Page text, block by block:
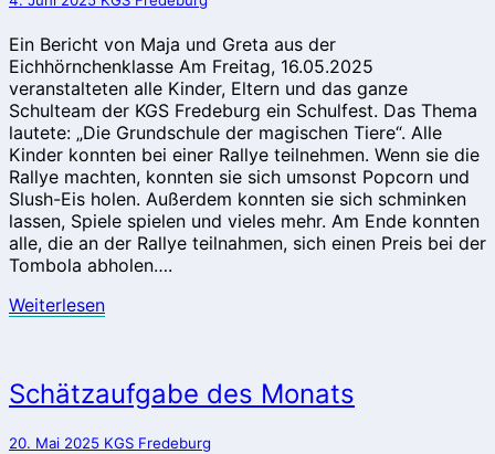
Schule
Ein Bericht von Maja und Greta aus der
Eichhörnchenklasse Am Freitag, 16.05.2025
veranstalteten alle Kinder, Eltern und das ganze
Schulteam der KGS Fredeburg ein Schulfest. Das Thema
lautete: „Die Grundschule der magischen Tiere“. Alle
Kinder konnten bei einer Rallye teilnehmen. Wenn sie die
Rallye machten, konnten sie sich umsonst Popcorn und
Slush-Eis holen. Außerdem konnten sie sich schminken
lassen, Spiele spielen und vieles mehr. Am Ende konnten
alle, die an der Rallye teilnahmen, sich einen Preis bei der
Tombola abholen….
WeiterlesenWeiterlesen
Schätzaufgabe
des
Monats
Schätzaufgabe des Monats
20. Mai 2025 KGS Fredeburg